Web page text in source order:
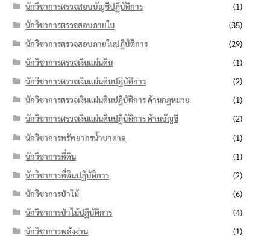
นักวิชาการตรวจสอบบัญชีปฏิบัติการ
(1)
นักวิชาการตรวจสอบภายใน
(35)
นักวิชาการตรวจสอบภายในปฏิบัติการ
(29)
นักวิชาการตรวจเงินแผ่นดิน
(1)
นักวิชาการตรวจเงินแผ่นดินปฏิบัติการ
(2)
นักวิชาการตรวจเงินแผ่นดินปฏิบัติการ ด้านกฎหมาย
(1)
นักวิชาการตรวจเงินแผ่นดินปฏิบัติการ ด้านบัญชี
(2)
นักวิชาการทรัพยากรน้ำบาดาล
(1)
นักวิชาการที่ดิน
(1)
นักวิชาการที่ดินปฏิบัติการ
(2)
นักวิชาการป่าไม้
(6)
นักวิชาการป่าไม้ปฏิบัติการ
(4)
นักวิชาการพลังงาน
(1)